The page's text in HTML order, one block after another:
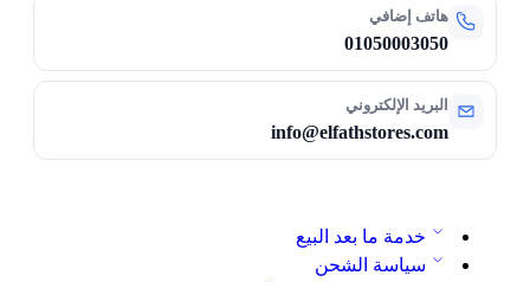
هاتف إضافي
01050003050
البريد الإلكتروني
info@elfathstores.com
خدمة ما بعد البيع
سياسة الشحن